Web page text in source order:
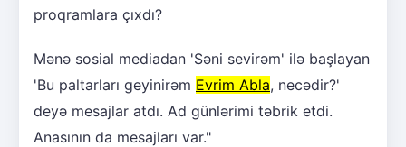
proqramlara çıxdı?
Mənə sosial mediadan 'Səni sevirəm' ilə başlayan
'Bu paltarları geyinirəm Evrim Abla, necədir?'
deyə mesajlar atdı. Ad günlərimi təbrik etdi.
Anasının da mesajları var."